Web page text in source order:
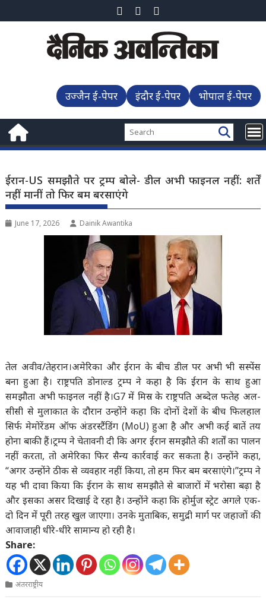
to
उज्जैन ई-पेपर इंदौर ई-पेपर भोपाल ई-पेपर
ईरान-US समझौते पर ट्रम्प बोले- डील अभी फाइनल नहीं: शर्तें
नहीं मानीं तो फिर बम बरसाएंगे
June 17, 2026 Dainik Awantika
तेल अवीव/तेहरान।अमेरिका और ईरान के बीच डील पर अभी भी सस्पेंस
बना हुआ है। राष्ट्रपति डोनाल्ड ट्रम्प ने कहा है कि ईरान के साथ हुआ
समझौता अभी फाइनल नहीं है।G7 में मिस्र के राष्ट्रपति अब्देल फतेह अल-
सीसी से मुलाकात के दौरान उन्होंने कहा कि दोनों देशों के बीच फिलहाल
सिर्फ मेमोरेंडम ऑफ अंडरस्टैंडिंग (MoU) हुआ है और अभी कई बातें तय
होना बाकी हैं।ट्रम्प ने चेतावनी दी कि अगर ईरान समझौते की शर्तों का पालन
नहीं करता, तो अमेरिका फिर सैन्य कार्रवाई कर सकता है। उन्होंने कहा,
“अगर उन्होंने ठीक से व्यवहार नहीं किया, तो हम फिर बम बरसाएंगे।”ट्रम्प ने
यह भी दावा किया कि ईरान के साथ समझौते से बाजारों में भरोसा बढ़ा है
और इसका असर दिखाई दे रहा है। उन्होंने कहा कि होर्मुज स्ट्रेट अगले एक-
दो दिन में पूरी तरह खुल जाएगा। उनके मुताबिक, समुद्री मार्ग पर जहाजों की
आवाजाही धीरे-धीरे सामान्य हो रही है।
Share:
अंतरराष्ट्रीय